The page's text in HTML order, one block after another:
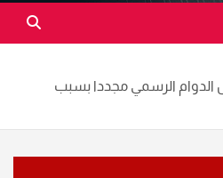
الرسمي مجددا بسبب